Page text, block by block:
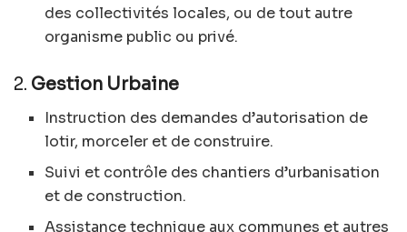
des collectivités locales, ou de tout autre
organisme public ou privé.
2. Gestion Urbaine
Instruction des demandes d’autorisation de
lotir, morceler et de construire.
Suivi et contrôle des chantiers d’urbanisation
et de construction.
Assistance technique aux communes et autres